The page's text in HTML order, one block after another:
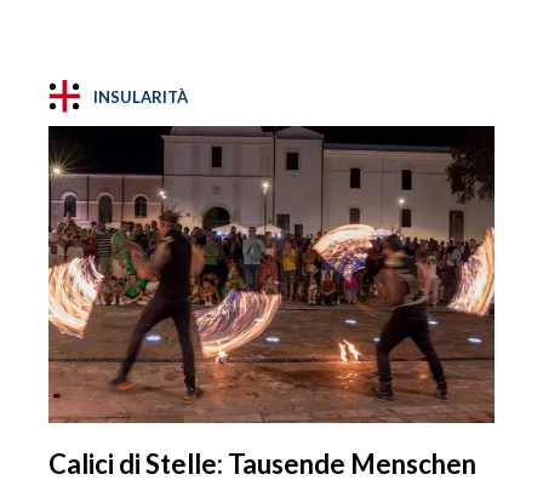
INSULARITÀ
Calici di Stelle: Tausende Menschen